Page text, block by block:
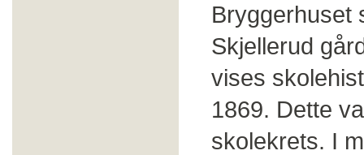
Bryggerhuset
Skjellerud
vises
1869. Dette
skolekrets. I